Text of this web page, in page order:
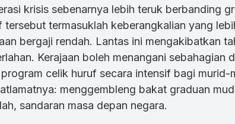
krisis sebenarnya lebih teruk berbanding
tersebut termasuklah keberangkalian yang
bergaji rendah. Lantas ini mengakibatkan
Kerajaan boleh menangani
celik huruf secara intensif bagi
menggembleng bakat graduan
sandaran masa depan negara.